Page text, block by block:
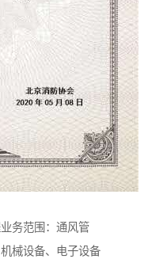
务范围：通风管
械设备、电子设备